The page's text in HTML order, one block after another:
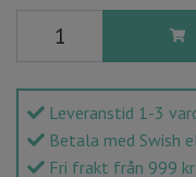
Leveranstid 1-3
Betala med Swish
Fri frakt från 999 kr